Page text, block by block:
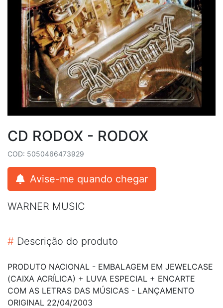
CD RODOX - RODOX
COD: 5050466473929
Avise-me quando chegar
WARNER MUSIC
# Descrição do produto
PRODUTO NACIONAL - EMBALAGEM EM JEWELCASE
(CAIXA ACRÍLICA) + LUVA ESPECIAL + ENCARTE
COM AS LETRAS DAS MÚSICAS - LANÇAMENTO
ORIGINAL 22/04/2003